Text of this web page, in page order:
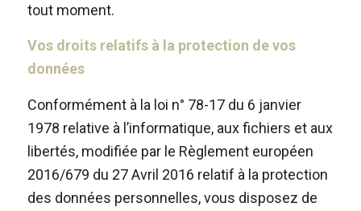
tout moment.
Vos droits relatifs à la protection de vos
données
Conformément à la loi n° 78-17 du 6 janvier
1978 relative à l’informatique, aux fichiers et aux
libertés, modifiée par le Règlement européen
2016/679 du 27 Avril 2016 relatif à la protection
des données personnelles, vous disposez de